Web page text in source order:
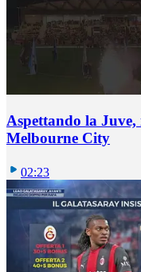
Aspettando la
Melbourne City
02:23